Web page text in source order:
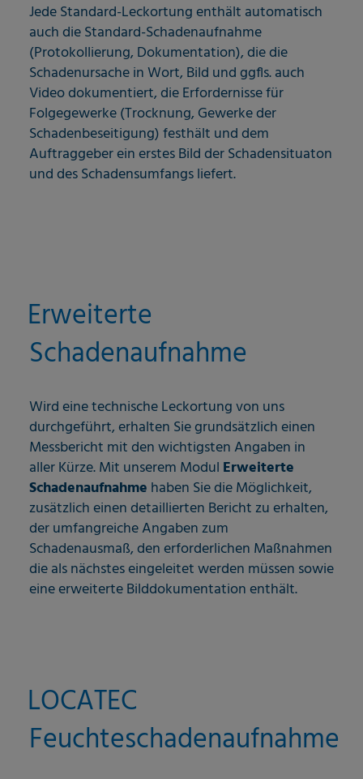
Jede Standard-Leckortung enthält automatisch
auch die Standard-Schadenaufnahme
(Protokollierung, Dokumentation), die die
Schadenursache in Wort, Bild und ggfls. auch
Video dokumentiert, die Erfordernisse für
Folgegewerke (Trocknung, Gewerke der
Schadenbeseitigung) festhält und dem
Auftraggeber ein erstes Bild der Schadensituaton
und des Schadensumfangs liefert.
Erweiterte
Schadenaufnahme
Wird eine technische Leckortung von uns
durchgeführt, erhalten Sie grundsätzlich einen
Messbericht mit den wichtigsten Angaben in
aller Kürze. Mit unserem Modul Erweiterte
Schadenaufnahme haben Sie die Möglichkeit,
zusätzlich einen detaillierten Bericht zu erhalten,
der umfangreiche Angaben zum
Schadenausmaß, den erforderlichen Maßnahmen
die als nächstes eingeleitet werden müssen sowie
eine erweiterte Bilddokumentation enthält.
LOCATEC
Feuchteschadenaufnahme